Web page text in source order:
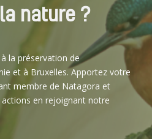
nature ?
la préservation de
et à Bruxelles. Apportez votre
membre de Natagora et
en rejoignant notre